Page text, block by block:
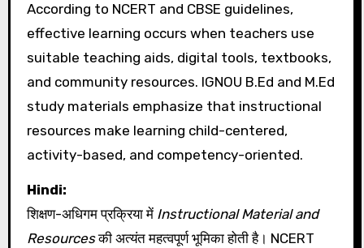
According to NCERT and CBSE guidelines,
effective learning occurs when teachers use
suitable teaching aids, digital tools, textbooks,
and community resources. IGNOU B.Ed and M.Ed
study materials emphasize that instructional
resources make learning child-centered,
activity-based, and competency-oriented.
Hindi:
शिक्षण-अधिगम प्रक्रिया में Instructional Material and
Resourcesकी अत्यंत महत्वपूर्ण भूमिका होती है। NCERT